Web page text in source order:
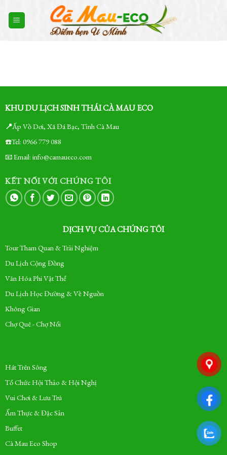
content
KHU DU LỊCH SINH THÁI CÀ MAU ECO
📍Ấp Vồ Dơi, Xã Đá Bạc, Tỉnh Cà Mau
☎️Tel: 0966 779 088
📧 Email: info@camaueco.com
KẾT NỐI VỚI CHÚNG TÔI
DỊCH VỤ CỦA CHÚNG TÔI
Tour Tham Quan & Trải Nghiệm
Du Lịch Cộng Đồng
Văn Hóa Phi Vật Thể
Du Lịch Học Đường & Về Nguồn
Không Gian
Chợ Quê - Chợ Nổi
Hát Trên Sông
Tổ Chức Hội Thảo & Hội Nghị
Vui Chơi & Lưu Trú
Ẩm Thực & Đặc Sản
Buffet
Cà Mau Eco Shop